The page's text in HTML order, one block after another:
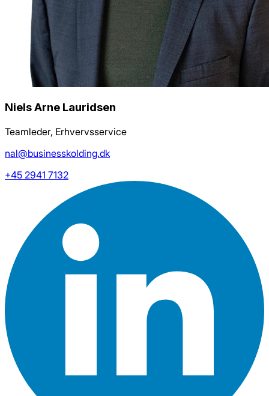
Niels Arne Lauridsen
Teamleder, Erhvervsservice
nal@businesskolding.dk
+45 2941 7132